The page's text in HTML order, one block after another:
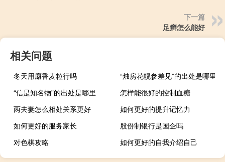
下一篇
足癣怎么能好
相关问题
冬天用麝香麦粒行吗
“烛房花幌参差见”的出处是哪里
“信是知名物”的出处是哪里
怎样能很好的控制血糖
两夫妻怎么相处关系更好
如何更好的提升记忆力
如何更好的服务家长
股份制银行是国企吗
对色棋攻略
如何更好的自我介绍自己